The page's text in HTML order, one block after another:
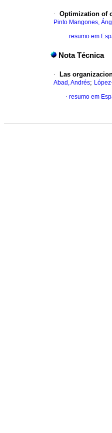
· Optimization of
Pinto Mangones,
· resumo em
Nota Técnica
· Las
Abad, Andrés;
· resumo em